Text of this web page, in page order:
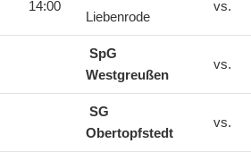
14:00
Liebenrode
vs.
SpG
Westgreußen
vs.
SG
Obertopfstedt
vs.